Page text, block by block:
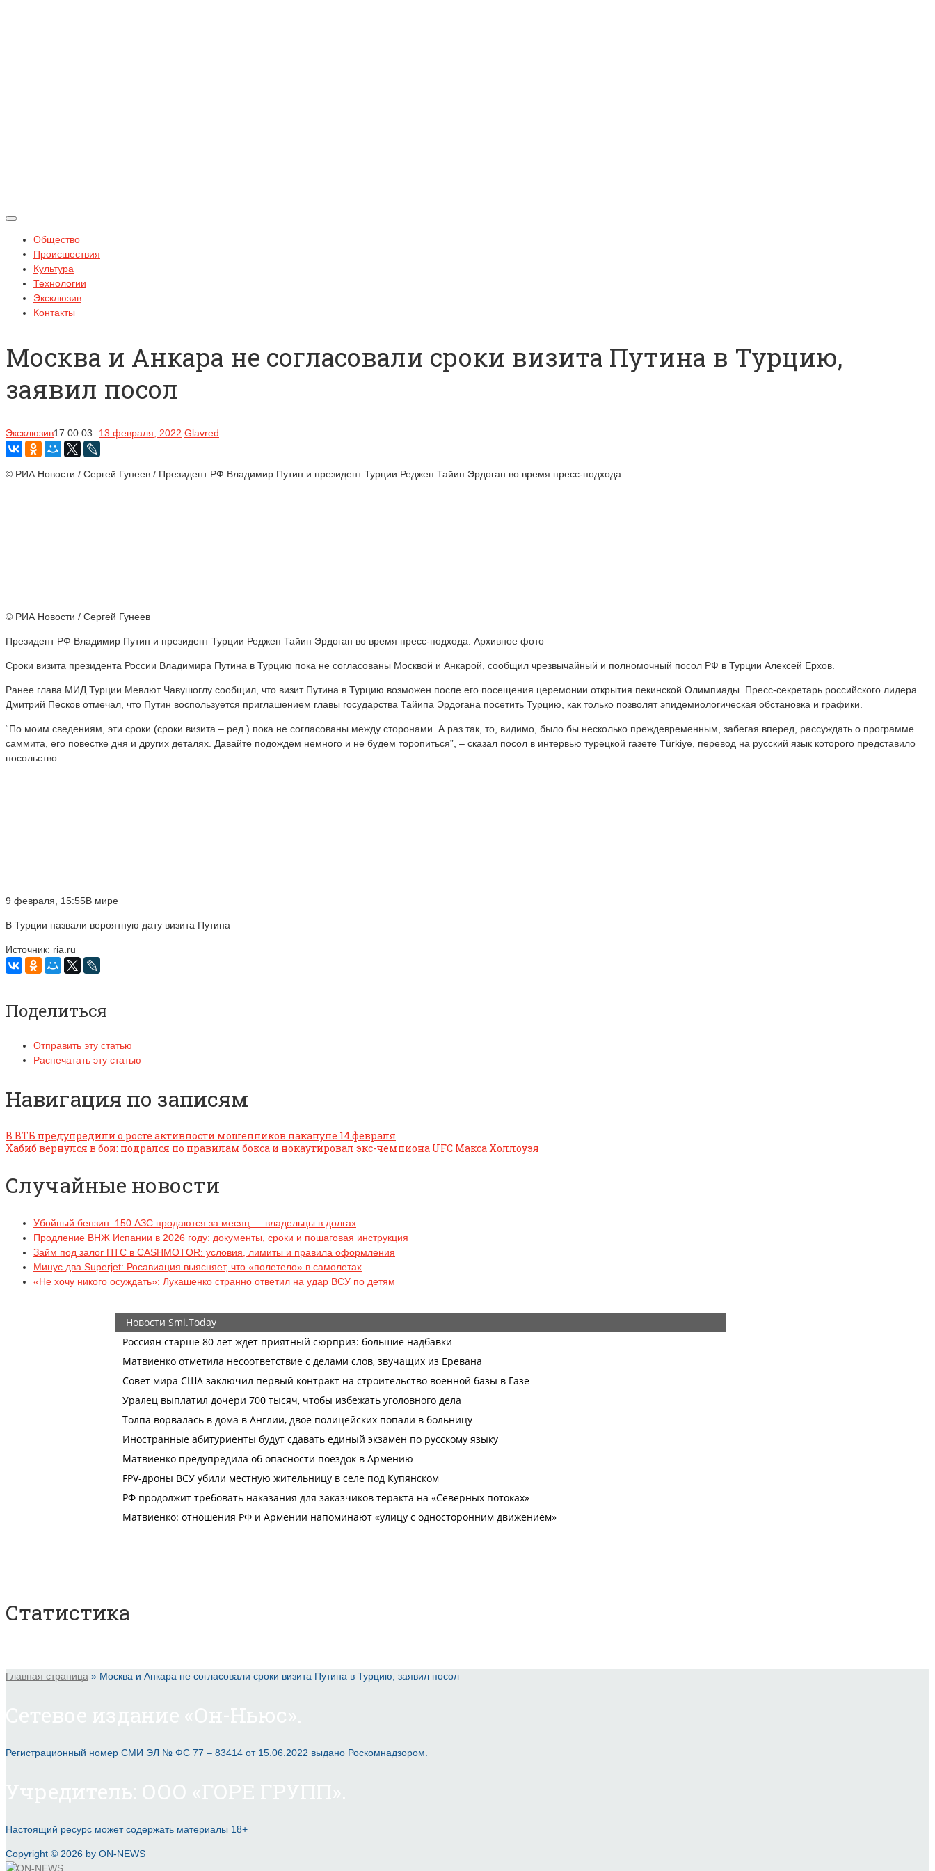
Общество
Происшествия
Культура
Технологии
Эксклюзив
Контакты
Москва и Анкара не согласовали сроки визита Путина в Турцию,
заявил посол
Эксклюзив17:00:03 13 февраля, 2022 Glavred
© РИА Новости / Сергей Гунеев / Президент РФ Владимир Путин и президент Турции Реджеп Тайип Эрдоган во время пресс-подхода
© РИА Новости / Сергей Гунеев
Президент РФ Владимир Путин и президент Турции Реджеп Тайип Эрдоган во время пресс-подхода. Архивное фото
Сроки визита президента России Владимира Путина в Турцию пока не согласованы Москвой и Анкарой, сообщил чрезвычайный и полномочный посол РФ в Турции Алексей Ерхов.
Ранее глава МИД Турции Мевлют Чавушоглу сообщил, что визит Путина в Турцию возможен после его посещения церемонии открытия пекинской Олимпиады. Пресс-секретарь российского лидера
Дмитрий Песков отмечал, что Путин воспользуется приглашением главы государства Тайипа Эрдогана посетить Турцию, как только позволят эпидемиологическая обстановка и графики.
“По моим сведениям, эти сроки (сроки визита – ред.) пока не согласованы между сторонами. А раз так, то, видимо, было бы несколько преждевременным, забегая вперед, рассуждать о программе
саммита, его повестке дня и других деталях. Давайте подождем немного и не будем торопиться”, – сказал посол в интервью турецкой газете Türkiye, перевод на русский язык которого представило
посольство.
9 февраля, 15:55В мире
В Турции назвали вероятную дату визита Путина
Источник: ria.ru
Поделиться
Отправить эту статью
Распечатать эту статью
Навигация по записям
В ВТБ предупредили о росте активности мошенников накануне 14 февраля
Хабиб вернулся в бои: подрался по правилам бокса и нокаутировал экс-чемпиона UFC Макса Холлоуэя
Случайные новости
Убойный бензин: 150 АЗС продаются за месяц — владельцы в долгах
Продление ВНЖ Испании в 2026 году: документы, сроки и пошаговая инструкция
Займ под залог ПТС в CASHMOTOR: условия, лимиты и правила оформления
Минус два Superjet: Росавиация выясняет, что «полетело» в самолетах
«Не хочу никого осуждать»: Лукашенко странно ответил на удар ВСУ по детям
Статистика
Главная страница » Москва и Анкара не согласовали сроки визита Путина в Турцию, заявил посол
Регистрационный номер СМИ ЭЛ № ФС 77 – 83414 от 15.06.2022 выдано Роскомнадзором.
Настоящий ресурс может содержать материалы 18+
Copyright © 2026 by ON-NEWS